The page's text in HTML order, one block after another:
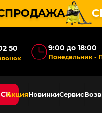
50 9:00 до 18:00
Понедельник -
АкцияНовинкиСервис